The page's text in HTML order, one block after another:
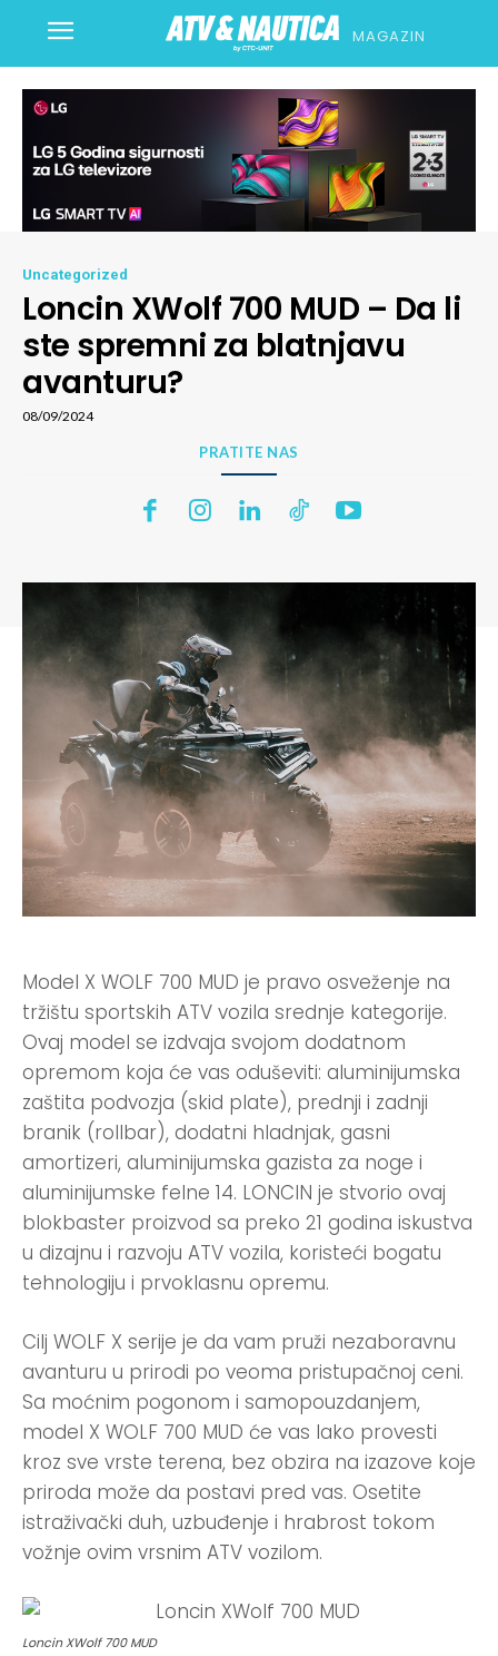
MAGAZIN
Uncategorized
Loncin XWolf 700 MUD – Da li
ste spremni za blatnjavu
avanturu?
08/09/2024
PRATITE NAS
Model X WOLF 700 MUD je pravo osveženje na
tržištu sportskih ATV vozila srednje kategorije.
Ovaj model se izdvaja svojom dodatnom
opremom koja će vas oduševiti: aluminijumska
zaštita podvozja (skid plate), prednji i zadnji
branik (rollbar), dodatni hladnjak, gasni
amortizeri, aluminijumska gazista za noge i
aluminijumske felne 14. LONCIN je stvorio ovaj
blokbaster proizvod sa preko 21 godina iskustva
u dizajnu i razvoju ATV vozila, koristeći bogatu
tehnologiju i prvoklasnu opremu.
Cilj WOLF X serije je da vam pruži nezaboravnu
avanturu u prirodi po veoma pristupačnoj ceni.
Sa moćnim pogonom i samopouzdanjem,
model X WOLF 700 MUD će vas lako provesti
kroz sve vrste terena, bez obzira na izazove koje
priroda može da postavi pred vas. Osetite
istraživački duh, uzbuđenje i hrabrost tokom
vožnje ovim vrsnim ATV vozilom.
Loncin XWolf 700 MUD